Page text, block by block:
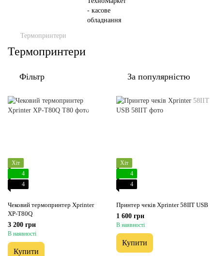
Термопринтери
Термопринтери
Фільтр За популярністю
Хіт
4
4
Чековий термопринтер Xprinter
XP-T80Q
3 200 грн
В наявності
Купити
Хіт
4
4
Принтер чеків Xprinter 58IIT USB
1 600 грн
В наявності
Купити